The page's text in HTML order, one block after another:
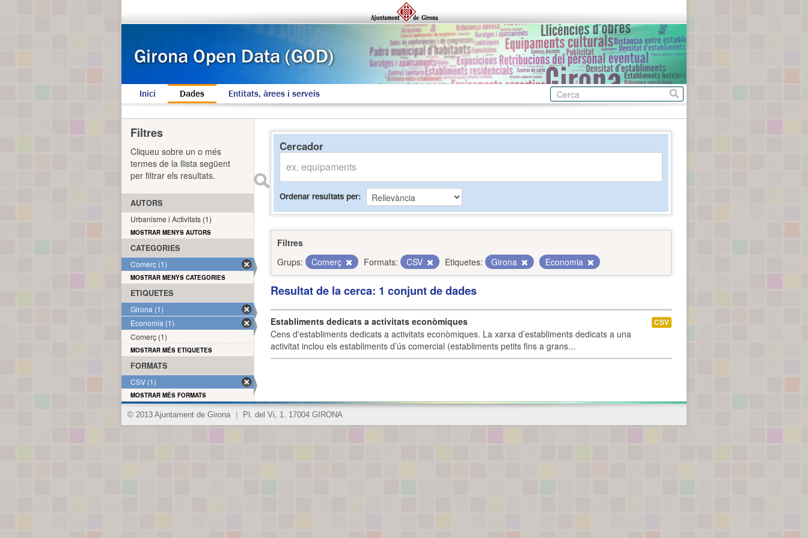
Inici Dades Entitats, àrees i serveis
Cercador
Ordenar resultats per
Filtres
Grups:
Comerç Formats: CSV Etiquetes: Girona Economia
Resultat de la cerca: 1 conjunt de dades
Establiments dedicats a activitats econòmiques
Cens d'establiments dedicats a activitats econòmiques. La xarxa d’establiments dedicats a una
activitat inclou els establiments d’ús comercial (establiments petits fins a grans...
CSV
Filtres
Cliqueu sobre un o més
termes de la llista següent
per filtrar els resultats.
AUTORS
Urbanisme i Activitats (1)
MOSTRAR MENYS AUTORS
CATEGORIES
Comerç (1)
MOSTRAR MENYS CATEGORIES
ETIQUETES
Girona (1)
Economia (1)
Comerç (1)
MOSTRAR MÉS ETIQUETES
FORMATS
CSV (1)
MOSTRAR MÉS FORMATS
© 2013 Ajuntament de Girona Pl. del Vi, 1. 17004 GIRONA